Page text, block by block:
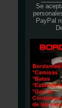
Se
PayPal